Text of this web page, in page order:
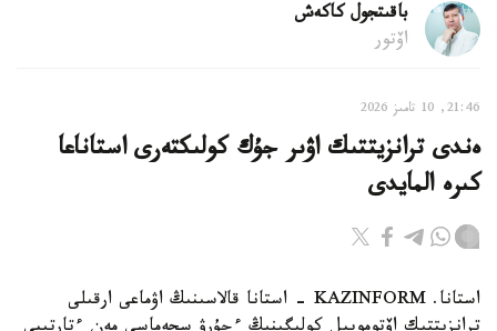
باقىتجول كاكەش
اۆتور
21:46, 10 تامىز 2026
ەندى ترانزيتتىك اۋىر جۇك كولىكتەرى استاناعا
كىرە المايدى
استانا. KAZINFORM - استانا قالاسىنىڭ اۋماعى ارقىلى